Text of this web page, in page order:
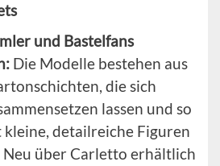
und Bastelfans
Die Modelle bestehen aus
die sich
lassen und so
detailreiche Figuren
Neu über Carletto erhältlich